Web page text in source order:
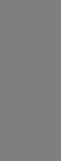
w 2022
warunek,
powierzchnię